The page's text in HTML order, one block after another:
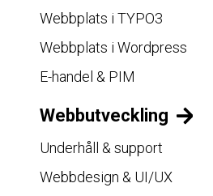
Webbplats i TYPO3
Webbplats i Wordpress
E-handel & PIM
Webbutveckling
Underhåll & support
Webbdesign & UI/UX